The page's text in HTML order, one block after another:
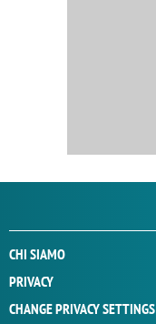
CHI SIAMO
PRIVACY
CHANGE PRIVACY SETTINGS